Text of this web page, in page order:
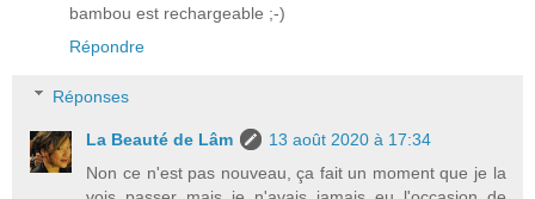
bambou est rechargeable ;-)
Répondre
Réponses
La Beauté de Lâm
13 août 2020 à 17:34
Non ce n'est pas nouveau, ça fait un moment que je la